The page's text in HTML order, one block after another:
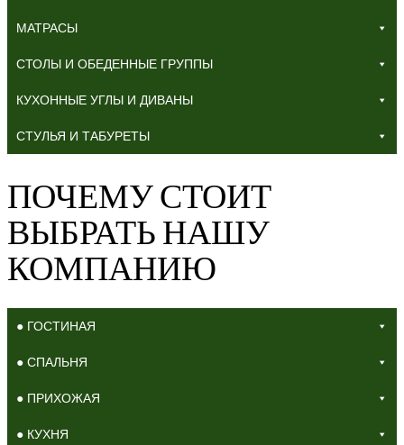
МАТРАСЫ
СТОЛЫ И ОБЕДЕННЫЕ ГРУППЫ
КУХОННЫЕ УГЛЫ И ДИВАНЫ
СТУЛЬЯ И ТАБУРЕТЫ
ПОЧЕМУ СТОИТ
ВЫБРАТЬ НАШУ
КОМПАНИЮ
● ГОСТИНАЯ
● СПАЛЬНЯ
● ПРИХОЖАЯ
● КУХНЯ